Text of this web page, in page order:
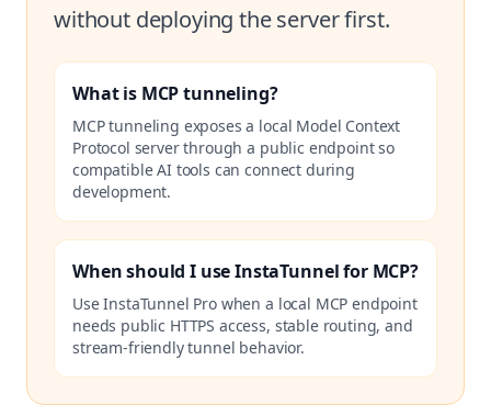
without deploying the server first.
What is MCP tunneling?
MCP tunneling exposes a local Model Context
Protocol server through a public endpoint so
compatible AI tools can connect during
development.
When should I use InstaTunnel for MCP?
Use InstaTunnel Pro when a local MCP endpoint
needs public HTTPS access, stable routing, and
stream-friendly tunnel behavior.